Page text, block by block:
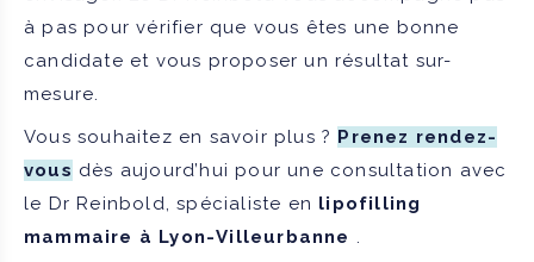
à pas pour vérifier que vous êtes une bonne
candidate et vous proposer un résultat sur-
mesure.
Vous souhaitez en savoir plus ? Prenez rendez-
vous dès aujourd’hui pour une consultation avec
le Dr Reinbold, spécialiste en lipofilling
mammaire à Lyon-Villeurbanne